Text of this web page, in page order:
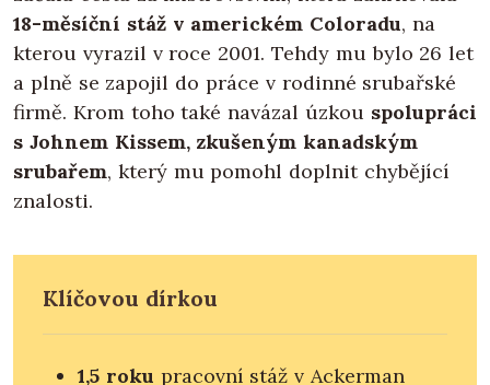
18-měsíční stáž v americkém Coloradu, na
kterou vyrazil v roce 2001. Tehdy mu bylo 26 let
a plně se zapojil do práce v rodinné srubařské
firmě. Krom toho také navázal úzkou spolupráci
s Johnem Kissem, zkušeným kanadským
srubařem, který mu pomohl doplnit chybějící
znalosti.
Klíčovou dírkou
1,5 roku pracovní stáž v Ackerman